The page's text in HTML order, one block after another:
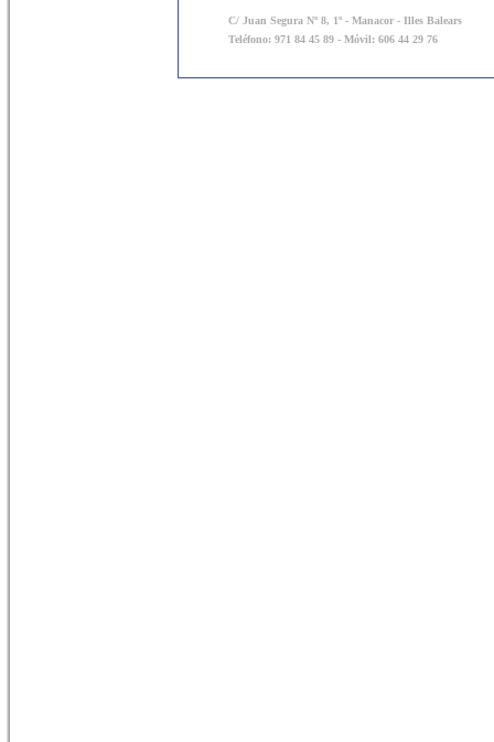
C/ Juan Segura Nº 8, 1º - Manacor - Illes Balears
Teléfono: 971 84 45 89 - Móvil: 606 44 29 76